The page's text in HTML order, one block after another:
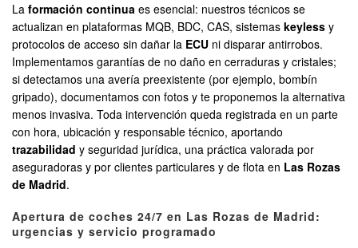
La formación continua es esencial: nuestros técnicos se
actualizan en plataformas MQB, BDC, CAS, sistemas keyless y
protocolos de acceso sin dañar la ECU ni disparar antirrobos.
Implementamos garantías de no daño en cerraduras y cristales;
si detectamos una avería preexistente (por ejemplo, bombín
gripado), documentamos con fotos y te proponemos la alternativa
menos invasiva. Toda intervención queda registrada en un parte
con hora, ubicación y responsable técnico, aportando
trazabilidad y seguridad jurídica, una práctica valorada por
aseguradoras y por clientes particulares y de flota en Las Rozas
de Madrid.
Apertura de coches 24/7 en Las Rozas de Madrid:
urgencias y servicio programado